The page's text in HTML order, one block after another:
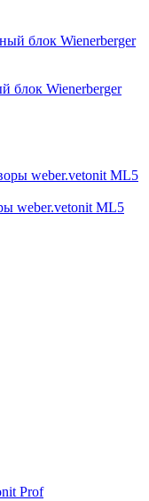
блок Wienerberger
weber.vetonit ML5
Prof